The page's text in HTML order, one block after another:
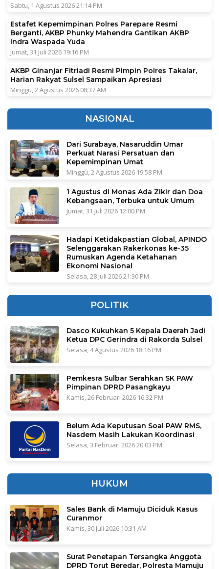
Sabtu, 1 Agustus 2026 21:14 PM
Estafet Kepemimpinan Polres Parepare Resmi
Berganti, AKBP Phunky Mahendra Gantikan AKBP
Indra Waspada Yuda
Jumat, 31 Juli 2026 19:16 PM
AKBP Ginanjar Fitriadi Resmi Pimpin Polres Takalar,
Harian Rakyat Sulsel Sampaikan Apresiasi
Minggu, 2 Agustus 2026 08:37 AM
NASIONAL
Dari Surabaya, Nasaruddin Umar
Perkuat Narasi Persatuan dan
Kepemimpinan Umat
Minggu, 2 Agustus 2026 19:58 PM
1 Agustus di Monas Ada Zikir dan Doa
Kebangsaan, Terbuka untuk Umum
Jumat, 31 Juli 2026 12:00 PM
Hadapi Ketidakpastian Global, APINDO
Selenggarakan Rakerkonas ke-35
Rumuskan Agenda Ketahanan
Ekonomi Nasional
Selasa, 28 Juli 2026 21:30 PM
POLITIK
Dasco Kukuhkan 5 Kepala Daerah Jadi
Ketua DPC Gerindra di Rakorda Sulsel
Selasa, 4 Agustus 2026 18:16 PM
Pemkesra Sulbar Serahkan SK PAW
Pimpinan DPRD Pasangkayu
Kamis, 26 Februari 2026 16:32 PM
Belum Ada Keputusan Soal PAW RMS,
Nasdem Masih Lakukan Koordinasi
Selasa, 3 Februari 2026 20:03 PM
HUKUM
Sales Bank di Mamuju Diciduk Kasus
Curanmor
Kamis, 30 Juli 2026 10:31 AM
Surat Penetapan Tersangka Anggota
DPRD Torut Beredar, Polresta Mamuju